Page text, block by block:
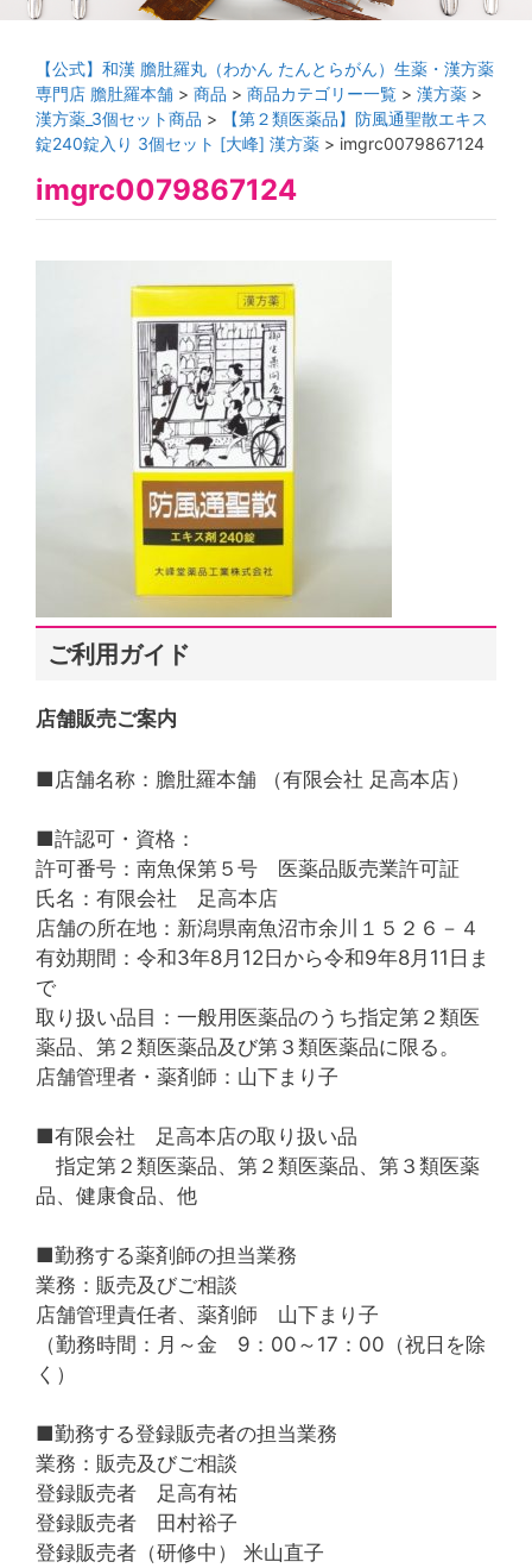
【公式】和漢 膽肚羅丸（わかん たんとらがん）生薬・漢方薬
専門店 膽肚羅本舗 > 商品 > 商品カテゴリー一覧 > 漢方薬 >
漢方薬_3個セット商品 >
【第２類医薬品】防風通聖散エキス
錠240錠入り 3個セット [大峰] 漢方薬 > imgrc0079867124
imgrc0079867124
ご利用ガイド
店舗販売ご案内
■店舗名称：膽肚羅本舗 （有限会社 足高本店）
■許認可・資格：
許可番号：南魚保第５号 医薬品販売業許可証
氏名：有限会社 足高本店
店舗の所在地：新潟県南魚沼市余川１５２６－４
有効期間：令和3年8月12日から令和9年8月11日ま
で
取り扱い品目：一般用医薬品のうち指定第２類医
薬品、第２類医薬品及び第３類医薬品に限る。
店舗管理者・薬剤師：山下まり子
■有限会社 足高本店の取り扱い品
指定第２類医薬品、第２類医薬品、第３類医薬
品、健康食品、他
■勤務する薬剤師の担当業務
業務：販売及びご相談
店舗管理責任者、薬剤師 山下まり子
（勤務時間：月～金 9：00～17：00（祝日を除
く）
■勤務する登録販売者の担当業務
業務：販売及びご相談
登録販売者 足高有祐
登録販売者 田村裕子
登録販売者（研修中） 米山直子